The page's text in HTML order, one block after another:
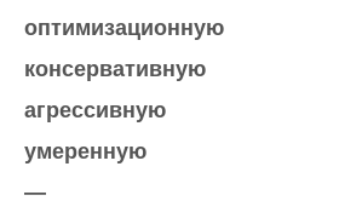
оптимизационную
консервативную
агрессивную
умеренную
—